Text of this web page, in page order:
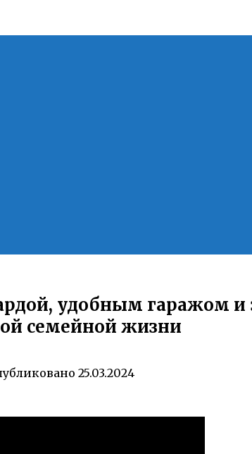
удобным гаражом
семейной жизни
25.03.2024